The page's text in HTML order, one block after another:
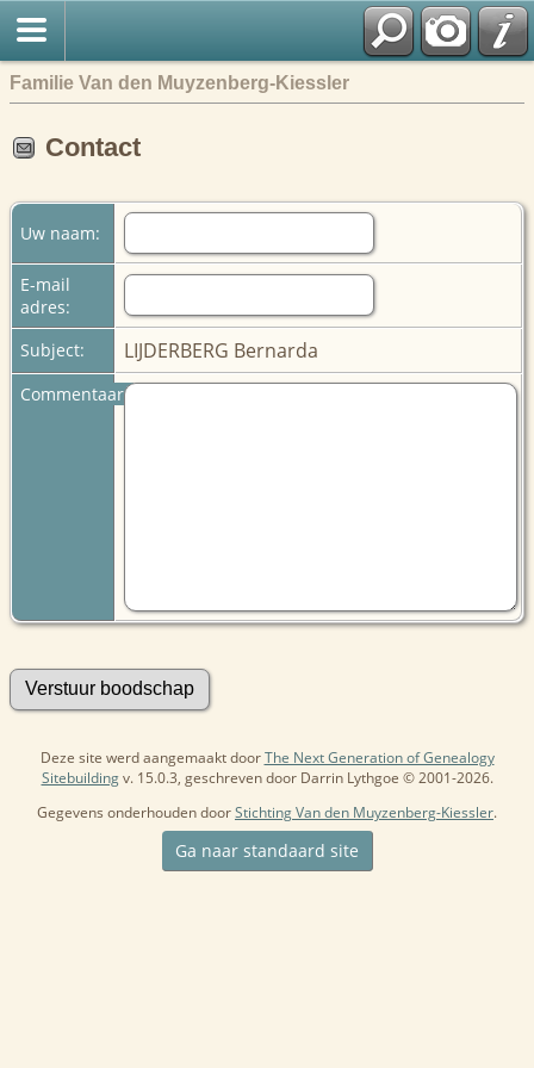
Familie Van den Muyzenberg-Kiessler
Contact
Uw naam:
E-mail
adres:
Subject:
LIJDERBERG Bernarda
Commentaar:
Deze site werd aangemaakt doorThe Next Generation of Genealogy
Sitebuildingv. 15.0.3, geschreven door Darrin Lythgoe © 2001-2026.
Gegevens onderhouden doorStichting Van den Muyzenberg-Kiessler.
Ga naar standaard site